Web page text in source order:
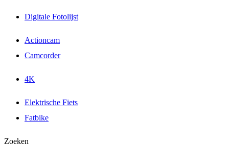
Digitale Fotolijst
Actioncam
Camcorder
4K
Elektrische Fiets
Fatbike
Zoeken